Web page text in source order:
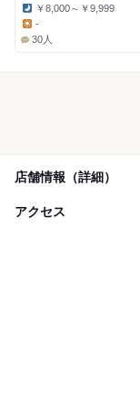
Dinner:
￥8,000～￥9,999
Lunch:
-
30人
店舗情報（詳細）
アクセス